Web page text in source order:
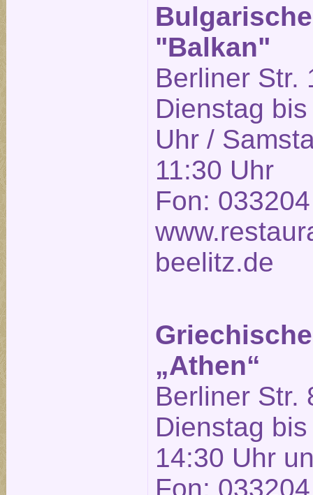
"Balkan"
Berliner Str.
Dienstag
Uhr /
11:30 Uhr
Fon:
beelitz.de
„Athen“
Berliner Str.
Dienstag
14:30 Uhr
Fon: